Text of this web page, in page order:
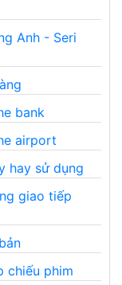
Anh - Seri
bank
airport
hay sử dụng
giao tiếp
chiếu phim